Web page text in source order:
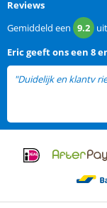
Reviews
Gemiddeld een 9.2 uit
Ericgeeft ons een 8
"Duidelijk en klantv